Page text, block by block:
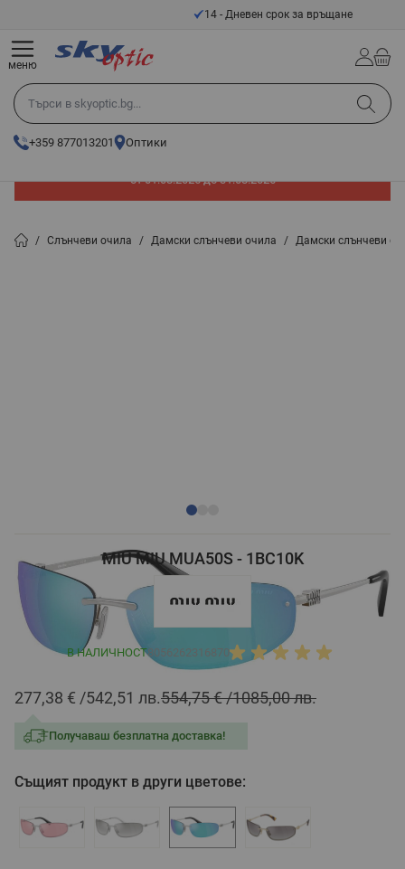
Прескачане към съдържанието14 - Дневен срок за връщане
Търси в skyoptic.bg...
+359 877013201 Оптики
меню
от 01.08.2026 до 31.08.2026
/ Слънчеви очила / Дамски слънчеви очила / Дамски слънчеви
MIU MIU MUA50S - 1BC10K
В НАЛИЧНОСТ8056262316870
554,75 € 1085,00 лв.
277,38 € 542,51 лв.
Получаваш безплатна доставка!
Същият продукт в други цветове: